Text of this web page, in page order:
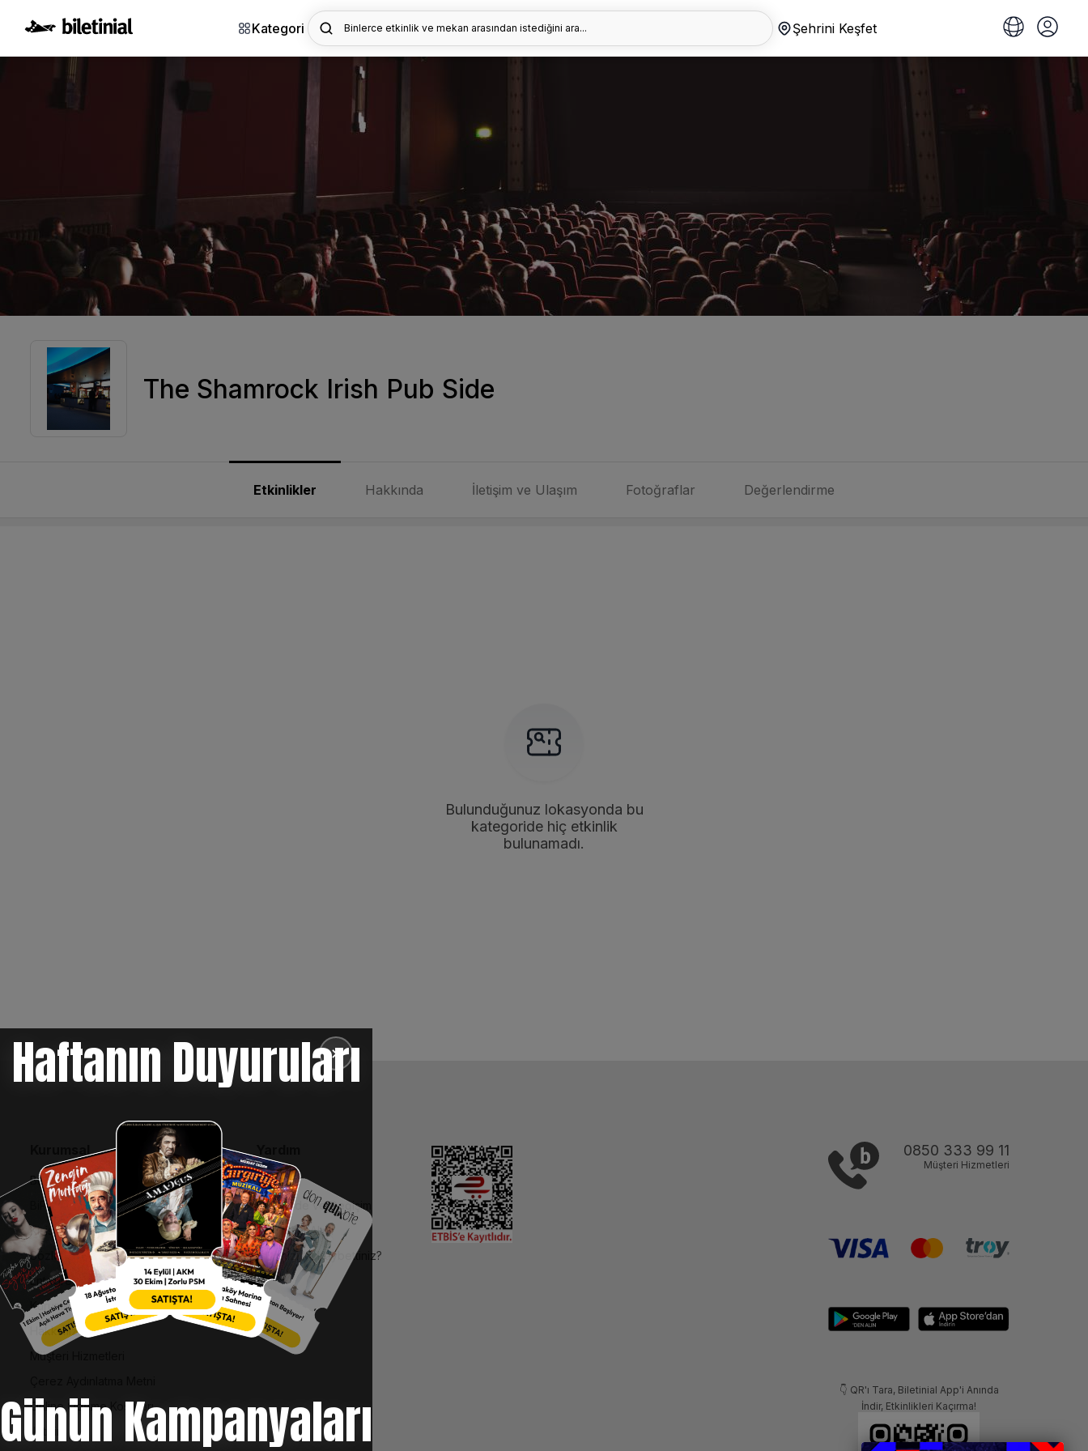
Kategori Binlerce etkinlik ve mekan arasından istediğini ara... Şehrini Keşfet
The Shamrock Irish Pub Side
Etkinlikler Hakkında İletişim ve Ulaşım Fotoğraflar Değerlendirme
Bulunduğunuz lokasyonda bu
kategoride hiç etkinlik
bulunamadı.
✕
Haftanın Duyuruları
Günün Kampanyaları
Kurumsal
Bilgi Toplumu Hizmetleri
BiPuan Kurallar & Koşullar
Kişisel Verilerin Korunması
Sözleşme ve Politikalar
Entegre Yönetim Sistemi Politikası
Kurumsal Kimlik
Hakkımızda
Müşteri Hizmetleri
Online Ödeme Koşulları
İletişim
SSS
İptal, İade ve Değişim
Nasıl Bilet Alınır
Biletinizi Mi Kaybettiniz?
0850 333 99 11
Müşteri Hizmetleri
👇 QR'ı Tara, Biletinial App'i Anında
İndir, Etkinlikleri Kaçırma!